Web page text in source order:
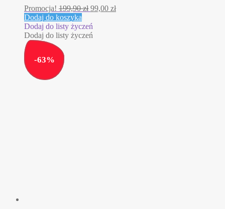
Promocja! 199,90zł Pierwotna
wynosiła:
199,90 zł.
99,00 złAktualna
Dodaj do koszyka
Dodaj do listy życzeń
Dodaj do listy życzeń
-63%